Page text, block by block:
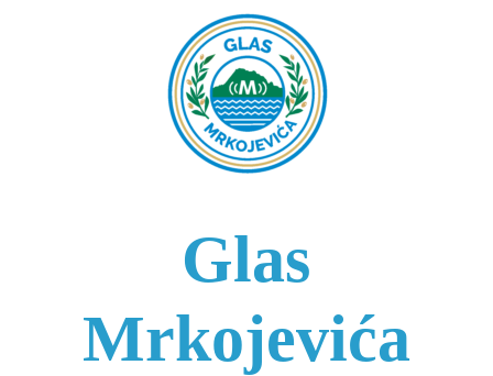
Glas
Mrkojevića